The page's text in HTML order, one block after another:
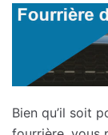
Bien qu’il soit